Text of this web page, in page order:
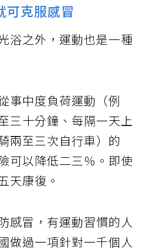
可克服感冒
浴之外，運動也是一種
事中度負荷運動（例
三十分鐘、每隔一天上
兩至三次自行車）的
可以降低二三％。即使
天康復。
感冒，有運動習慣的人
做過一項針對一千個人